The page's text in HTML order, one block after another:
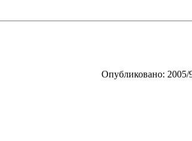
Опубликовано: 2005/